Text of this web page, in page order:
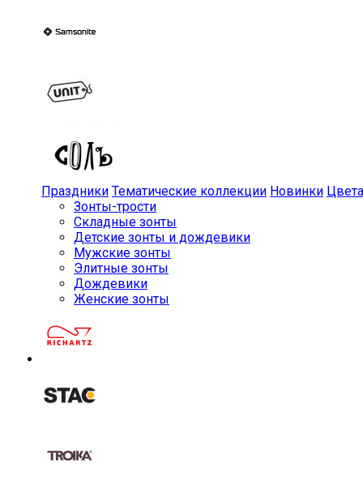
Праздники Тематические коллекции Новинки Цвета
Зонты-трости
Складные зонты
Детские зонты и дождевики
Мужские зонты
Элитные зонты
Дождевики
Женские зонты